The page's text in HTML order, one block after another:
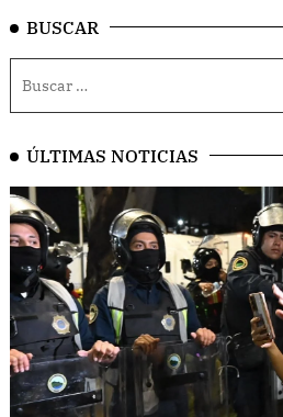
BUSCAR
ÚLTIMAS NOTICIAS